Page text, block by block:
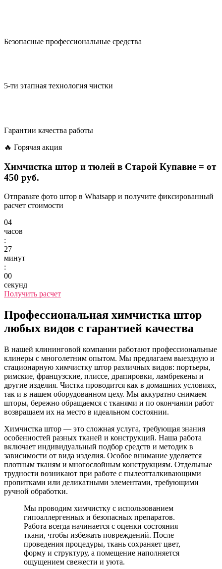
Безопасные профессиональные средства
5-ти этапная технология чистки
Гарантии качества работы
🔥 Горячая акция
Химчистка штор и тюлей в Старой Купавне = от
450 руб.
Отправьте фото штор в Whatsapp и получите фиксированный
расчет стоимости
04
часов
:
27
минут
:
00
секунд
Получить расчет
Профессиональная химчистка штор
любых видов с гарантией качества
В нашей клининговой компании работают профессиональные
клинеры с многолетним опытом. Мы предлагаем выездную и
стационарную химчистку штор различных видов: портьеры,
римские, французские, плиссе, драпировки, ламбрекены и
другие изделия. Чистка проводится как в домашних условиях,
так и в нашем оборудованном цеху. Мы аккуратно снимаем
шторы, бережно обращаемся с тканями и по окончании работ
возвращаем их на место в идеальном состоянии.
Химчистка штор — это сложная услуга, требующая знания
особенностей разных тканей и конструкций. Наша работа
включает индивидуальный подбор средств и методик в
зависимости от вида изделия. Особое внимание уделяется
плотным тканям и многослойным конструкциям. Отдельные
трудности возникают при работе с пылеотталкивающими
пропитками или деликатными элементами, требующими
ручной обработки.
Мы проводим химчистку с использованием
гипоаллергенных и безопасных препаратов.
Работа всегда начинается с оценки состояния
ткани, чтобы избежать повреждений. После
проведения процедуры, ткань сохраняет цвет,
форму и структуру, а помещение наполняется
ощущением свежести и уюта.